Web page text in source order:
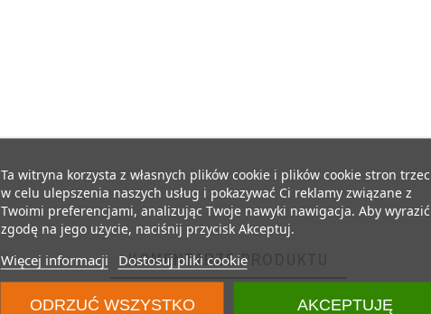
KOMENTARZE PRODUKTU
Ta witryna korzysta z własnych plików cookie i plików cookie stron
w celu ulepszenia naszych usług i pokazywać Ci reklamy związane z
Twoimi preferencjami, analizując Twoje nawyki nawigacja. Aby wyrazić
zgodę na jego użycie, naciśnij przycisk Akceptuj.
Więcej informacji Dostosuj pliki cookie
ODRZUĆ WSZYSTKO AKCEPTUJĘ